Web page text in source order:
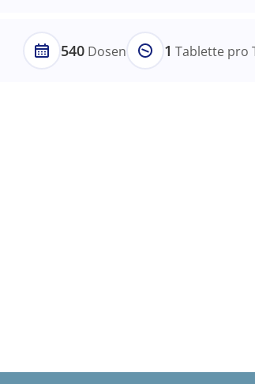
540 Dosen 1 Tablette pro